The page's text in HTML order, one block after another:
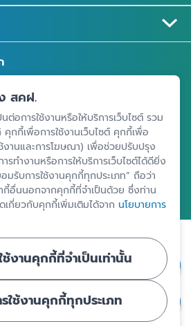
สซิเนสคอมเพล็กซ์ ชั้น 25 - 27 เลขที่ 349
พล เขตจตุจักร กรุงเทพฯ 10900
าก
ว็บไซต์ | นโยบายคุ้มครองข้อมูลส่วนบุคคล |
มครองเงินฝาก : Deposit Protection
สคฝ.
ต่อการใช้งานหรือให้บริการเว็บไซต์ รวม
กกี้เพื่อการใช้งานเว็บไซต์ คุกกี้เพื่อ
ช้งานและการโฆษณา) เพื่อช่วยปรับปรุง
รทำงานหรือการให้บริการเว็บไซต์ได้ดียิ่ง
รับการใช้งานคุกกี้ทุกประเภท” ถือว่า
กี้อื่นนอกจากคุกกี้ที่จำเป็นด้วย ซึ่งท่าน
เกี่ยวกับคุกกี้เพิ่มเติมได้จาก นโยบายการ
งานคุกกี้ที่จำเป็นเท่านั้น
ใช้งานคุกกี้ทุกประเภท